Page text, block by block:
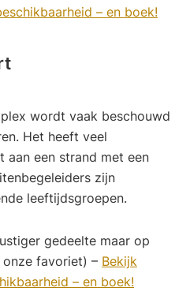
– en boek!
wordt vaak beschouwd
Het heeft veel
aan een strand met een
zijn
leeftijdsgroepen.
gedeelte maar op
favoriet) – Bekijk
– en boek!